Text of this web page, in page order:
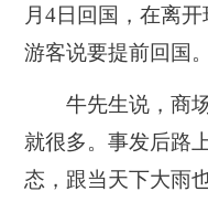
月4日回国，在离
游客说要提前回国。
牛先生说，商
就很多。事发后路
态，跟当天下大雨